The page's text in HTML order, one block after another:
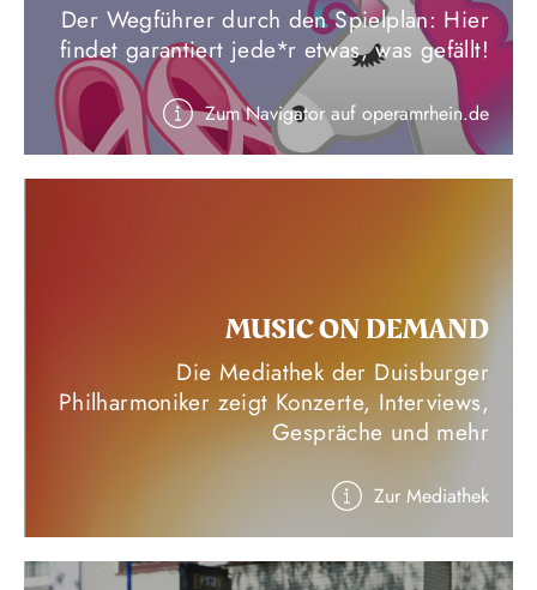
Der Wegführer durch den Spielplan: Hier
findet garantiert jede*r etwas, was gefällt!
Zum Navigator auf operamrhein.de
MUSIC ON DEMAND
Die Mediathek der Duisburger
Philharmoniker zeigt Konzerte, Interviews,
Gespräche und mehr
Zur Mediathek